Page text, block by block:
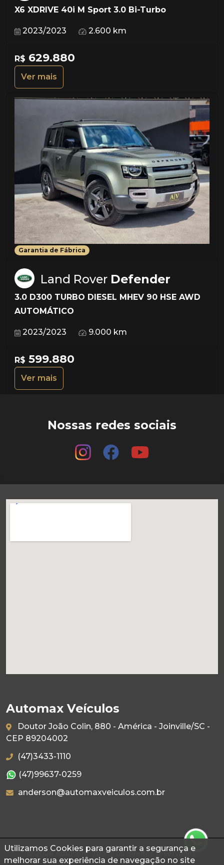
Utilizamos Cookies para garantir a segurança e
melhorar sua experiência de navegação no site
X6 XDRIVE 40i M Sport 3.0 Bi-Turbo
2023/2023 2.600 km
R$ 629.880
Ver mais
Garantia de Fábrica
Land Rover Defender
3.0 D300 TURBO DIESEL MHEV 90 HSE AWD
AUTOMÁTICO
2023/2023 9.000 km
R$ 599.880
Ver mais
Nossas redes sociais
Automax Veículos
Doutor João Colin, 880 - América - Joinville/SC -
CEP 89204002
(47)3433-1110
(47)99637-0259
anderson@automaxveiculos.com.br
© 2026 Autoconf. Todos os direitos reservados.